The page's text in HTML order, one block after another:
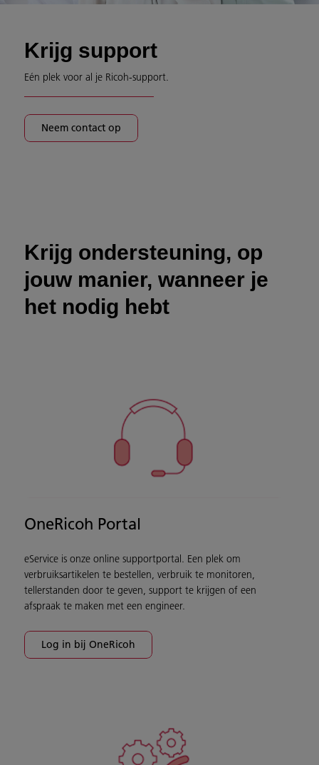
Krijg support
Eén plek voor al je Ricoh-support.
Neem contact op
Krijg ondersteuning, op
jouw manier, wanneer je
het nodig hebt
OneRicoh Portal
eService is onze online supportportal. Een plek om
verbruiksartikelen te bestellen, verbruik te monitoren,
tellerstanden door te geven, support te krijgen of een
afspraak te maken met een engineer.
Log in bij OneRicoh